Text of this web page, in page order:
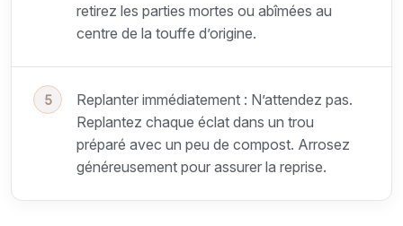
retirez les parties mortes ou abîmées au
centre de la touffe d’origine.
Replanter immédiatement : N’attendez pas.
Replantez chaque éclat dans un trou
préparé avec un peu de compost. Arrosez
généreusement pour assurer la reprise.